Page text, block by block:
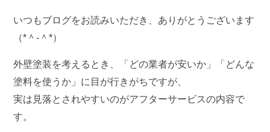
いつもブログをお読みいただき、ありがとうございます
（*＾-＾*）
外壁塗装を考えるとき、「どの業者が安いか」「どんな
塗料を使うか」に目が行きがちですが、
実は見落とされやすいのがアフターサービスの内容で
す。